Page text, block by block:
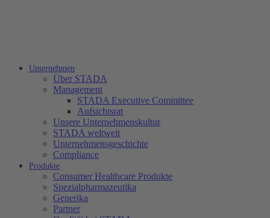
Unternehmen
Über STADA
Management
STADA Executive Committee
Aufsichtsrat
Unsere Unternehmenskultur
STADA weltweit
Unternehmensgeschichte
Compliance
Produkte
Consumer Healthcare Produkte
Spezialpharmazeutika
Generika
Partner